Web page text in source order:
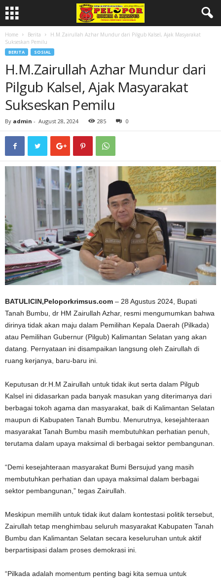
Home Berita
H.M.Zairullah Azhar Mundur dari Pilgub Kalsel, Ajak Masyarakat
Sukseskan Pemilu
BERITA SOSIAL
H.M.Zairullah Azhar Mundur dari
Pilgub Kalsel, Ajak Masyarakat
Sukseskan Pemilu
By admin - August 28, 2024 285 0
BATULICIN,Peloporkrimsus.com – 28 Agustus 2024, Bupati
Tanah Bumbu, dr HM Zairullah Azhar, resmi mengumumkan bahwa
dirinya tidak akan maju dalam Pemilihan Kepala Daerah (Pilkada)
atau Pemilihan Gubernur (Pilgub) Kalimantan Selatan yang akan
datang. Pernyataan ini disampaikan langsung oleh Zairullah di
ruang kerjanya, baru-baru ini.
Keputusan dr.H.M Zairullah untuk tidak ikut serta dalam Pilgub
Kalsel ini didasarkan pada banyak masukan yang diterimanya dari
berbagai tokoh agama dan masyarakat, baik di Kalimantan Selatan
maupun di Kabupaten Tanah Bumbu. Menurutnya, kesejahteraan
masyarakat Tanah Bumbu masih membutuhkan perhatian penuh,
terutama dalam upaya maksimal di berbagai sektor pembangunan.
“Demi kesejahteraan masyarakat Bumi Bersujud yang masih
membutuhkan perhatian dan upaya maksimal dalam berbagai
sektor pembangunan,” tegas Zairullah.
Meskipun memilih untuk tidak ikut dalam kontestasi politik tersebut,
Zairullah tetap menghimbau seluruh masyarakat Kabupaten Tanah
Bumbu dan Kalimantan Selatan secara keseluruhan untuk aktif
berpartisipasi dalam proses demokrasi ini.
“Pilkada adalah momentum penting bagi kita semua untuk